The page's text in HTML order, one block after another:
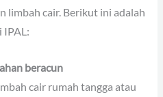
limbah cair. Berikut ini adalah
IPAL:
beracun
cair rumah tangga atau